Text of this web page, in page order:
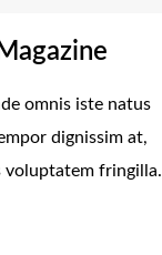
omnis iste natus
dignissim at,
voluptatem fringilla.